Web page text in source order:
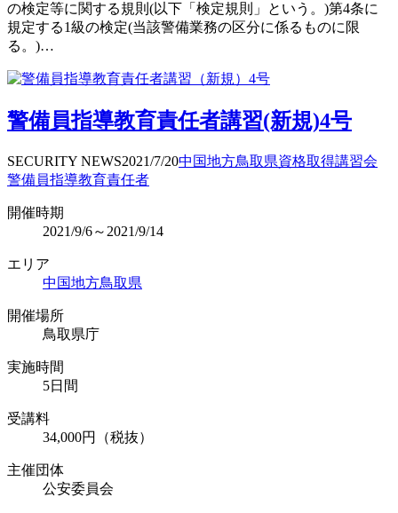
の検定等に関する規則(以下「検定規則」という。)第4条に
規定する1級の検定(当該警備業務の区分に係るものに限
る。)…
警備員指導教育責任者講習(新規)4号
SECURITY NEWS2021/7/20中国地方鳥取県資格取得講習会
警備員指導教育責任者
開催時期
2021/9/6～2021/9/14
エリア
中国地方鳥取県
開催場所
鳥取県庁
実施時間
5日間
受講料
34,000円（税抜）
主催団体
公安委員会